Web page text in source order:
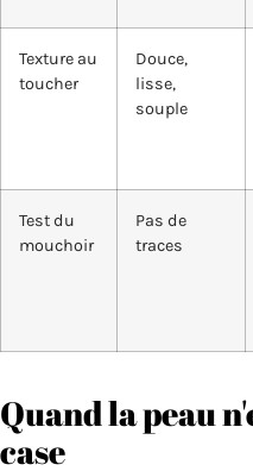
Texture au
toucher
Douce,
lisse,
souple
Test du
mouchoir
Pas de
traces
Quand la peau
case